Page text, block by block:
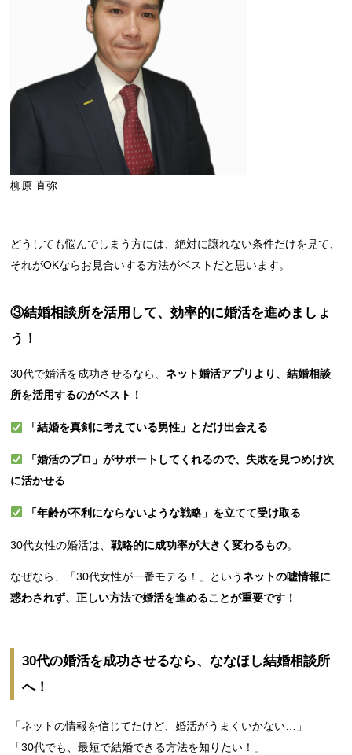
柳原 直弥
どうしても悩んでしまう方には、絶対に譲れない条件だけを見て、
それがOKならお見合いする方法がベストだと思います。
③結婚相談所を活用して、効率的に婚活を進めましょ
う！
30代で婚活を成功させるなら、ネット婚活アプリより、結婚相談
所を活用するのがベスト！
「結婚を真剣に考えている男性」とだけ出会える
「婚活のプロ」がサポートしてくれるので、失敗を見つめけ次
に活かせる
「年齢が不利にならないような戦略」を立てて受け取る
30代女性の婚活は、戦略的に成功率が大きく変わるもの。
なぜなら、「30代女性が一番モテる！」というネットの嘘情報に
惑わされず、正しい方法で婚活を進めることが重要です！
30代の婚活を成功させるなら、ななほし結婚相談所
へ！
「ネットの情報を信じてたけど、婚活がうまくいかない…」
「30代でも、最短で結婚できる方法を知りたい！」